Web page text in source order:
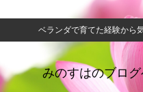
ベランダで育てた経験から
みのすはのブロ